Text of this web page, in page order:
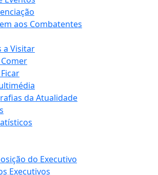
aos Combatentes
a Visitar
da Atualidade
do Executivo
Executivos